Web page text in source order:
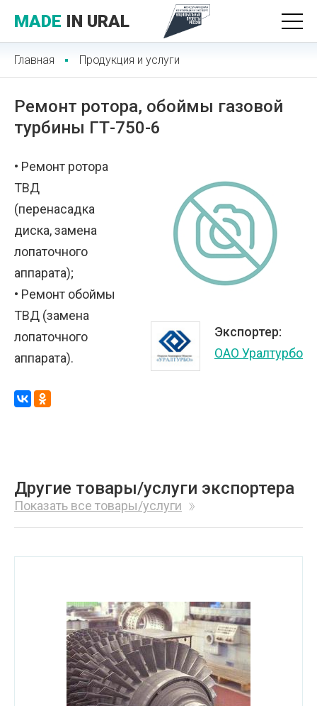
MADE IN URAL
Главная Продукция и услуги
Ремонт ротора, обоймы газовой
турбины ГТ-750-6
Экспортер:
ОАО Уралтурбо
• Ремонт ротора
ТВД
(перенасадка
диска, замена
лопаточного
аппарата);
• Ремонт обоймы
ТВД (замена
лопаточного
аппарата).
Другие товары/услуги экспортера
Показать все товары/услуги